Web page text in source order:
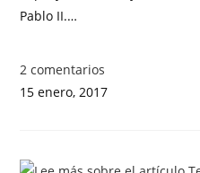
Pablo II.…
2 comentarios
15 enero, 2017